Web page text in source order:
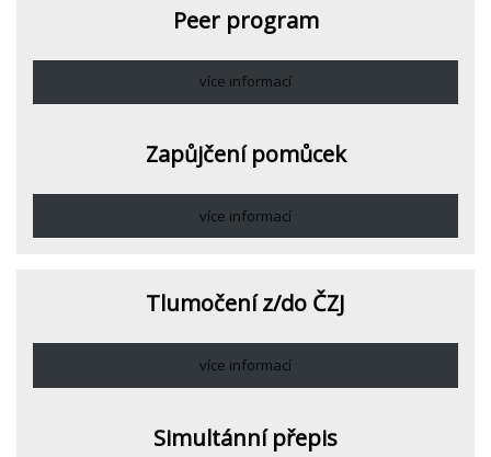
Peer program
více informací
Zapůjčení pomůcek
více informací
Tlumočení z/do ČZJ
více informací
Simultánní přepis